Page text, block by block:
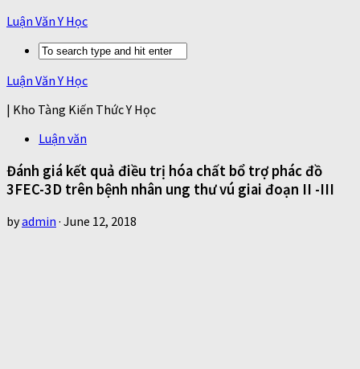
Luận Văn Y Học
Luận Văn Y Học
| Kho Tàng Kiến Thức Y Học
Luận văn
Đánh giá kết quả điều trị hóa chất bổ trợ phác đồ
3FEC-3D trên bệnh nhân ung thư vú giai đoạn II -III
byadmin · June 12, 2018